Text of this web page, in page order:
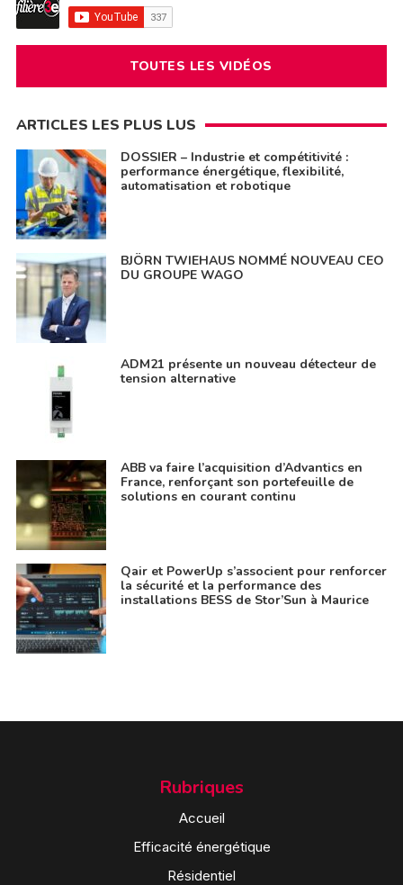
TOUTES LES VIDÉOS
ARTICLES LES PLUS LUS
DOSSIER – Industrie et compétitivité :
performance énergétique, flexibilité,
automatisation et robotique
BJÖRN TWIEHAUS NOMMÉ NOUVEAU CEO
DU GROUPE WAGO
ADM21 présente un nouveau détecteur de
tension alternative
ABB va faire l’acquisition d’Advantics en
France, renforçant son portefeuille de
solutions en courant continu
Qair et PowerUp s’associent pour renforcer
la sécurité et la performance des
installations BESS de Stor’Sun à Maurice
Rubriques
Accueil
Efficacité énergétique
Résidentiel